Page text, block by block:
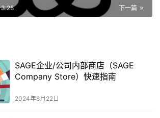
下一篇
3:28
SAGE企业/公司内部商店（SAGE
Company Store）快速指南
2024年8月22日